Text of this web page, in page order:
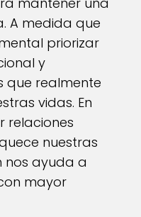
A medida que
priorizar
y
que realmente
vidas. En
relaciones
nuestras
nos ayuda a
mayor